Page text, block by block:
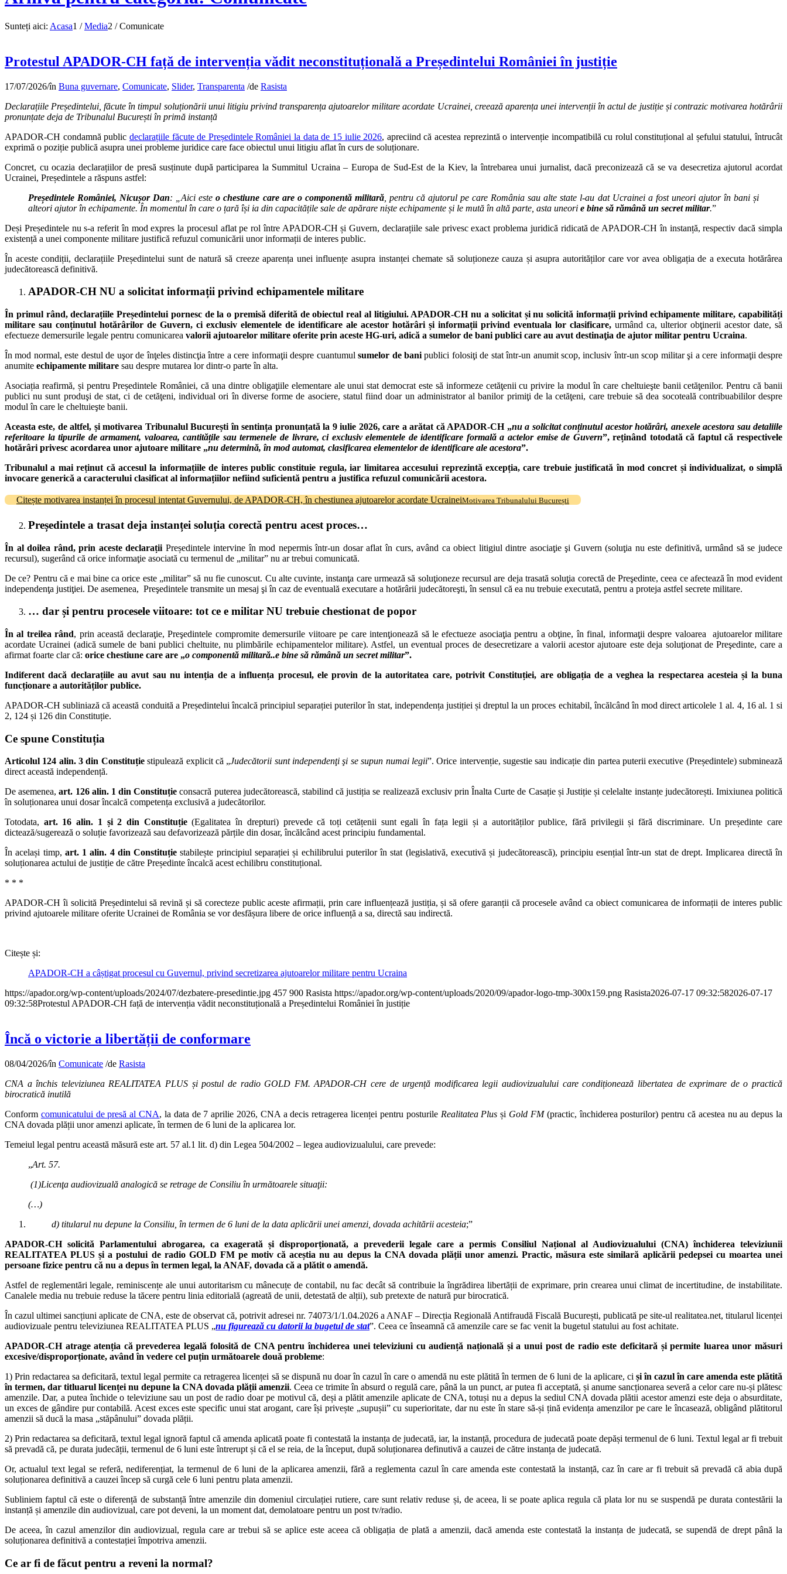
Sunteți aici: Acasa1 / Media2 / Comunicate
Protestul APADOR-CH față de intervenția vădit neconstituțională a Președintelui României în justiție
17/07/2026/în Buna guvernare, Comunicate, Slider, Transparenta /de Rasista
Declarațiile Președintelui, făcute în timpul soluționării unui litigiu privind transparența ajutoarelor militare acordate Ucrainei, creează aparența unei intervenții în actul de justiție și contrazic motivarea hotărârii
pronunțate deja de Tribunalul București în primă instanță
APADOR-CH condamnă public declarațiile făcute de Președintele României la data de 15 iulie 2026, apreciind că acestea reprezintă o intervenție incompatibilă cu rolul constituțional al șefului statului, întrucât
exprimă o poziție publică asupra unei probleme juridice care face obiectul unui litigiu aflat în curs de soluționare.
Concret, cu ocazia declarațiilor de presă susținute după participarea la Summitul Ucraina – Europa de Sud-Est de la Kiev, la întrebarea unui jurnalist, dacă preconizează că se va desecretiza ajutorul acordat
Ucrainei, Președintele a răspuns astfel:
Președintele României, Nicușor Dan: „Aici esteo chestiune care are o componentă militară, pentru că ajutorul pe care România sau alte state l-au dat Ucrainei a fost uneori ajutor în bani și
alteori ajutor în echipamente. În momentul în care o țară își ia din capacitățile sale de apărare niște echipamente și le mută în altă parte, asta uneori e bine să rămână un secret militar.”
Deși Președintele nu s-a referit în mod expres la procesul aflat pe rol între APADOR-CH și Guvern, declarațiile sale privesc exact problema juridică ridicată de APADOR-CH în instanță, respectiv dacă simpla
existență a unei componente militare justifică refuzul comunicării unor informații de interes public.
În aceste condiții, declarațiile Președintelui sunt de natură să creeze aparența unei influențe asupra instanței chemate să soluționeze cauza și asupra autorităților care vor avea obligația de a executa hotărârea
judecătorească definitivă.
APADOR-CH NU a solicitat informații privind echipamentele militare
În primul rând, declarațiile Președintelui pornesc de la o premisă diferită de obiectul real al litigiului. APADOR-CH nu a solicitat și nu solicită informații privind echipamente militare, capabilități
militare sau conținutul hotărârilor de Guvern, ci exclusiv elementele de identificare ale acestor hotărâri și informații privind eventuala lor clasificare, urmând ca, ulterior obţinerii acestor date, să
efectueze demersurile legale pentru comunicarea valorii ajutoarelor militare oferite prin aceste HG-uri, adică a sumelor de bani publici care au avut destinaţia de ajutor militar pentru Ucraina.
În mod normal, este destul de uşor de înţeles distincţia între a cere informaţii despre cuantumulsumelor de banipublici folosiţi de stat într-un anumit scop, inclusiv într-un scop militar şi a cere informaţii despre
anumite echipamente militare sau despre mutarea lor dintr-o parte în alta.
Asociația reafirmă, și pentru Președintele României, că una dintre obligaţiile elementare ale unui stat democrat este să informeze cetăţenii cu privire la modul în care cheltuieşte banii cetăţenilor. Pentru că banii
publici nu sunt produşi de stat, ci de cetăţeni, individual ori în diverse forme de asociere, statul fiind doar un administrator al banilor primiţi de la cetăţeni, care trebuie să dea socoteală contribuabililor despre
modul în care le cheltuieşte banii.
Aceasta este, de altfel, șimotivarea Tribunalul București în sentința pronunțată la 9 iulie 2026, care a arătat că APADOR-CH „nu a solicitat conținutul acestor hotărâri, anexele acestora sau detaliile
referitoare la tipurile de armament, valoarea, cantitățile sau termenele de livrare, ci exclusiv elementele de identificare formală a actelor emise de Guvern”, reținând totodată că faptul că respectivele
hotărâri privesc acordarea unor ajutoare militare „nu determină, în mod automat, clasificarea elementelor de identificare ale acestora”.
Tribunalul a mai reținut că accesul la informațiile de interes public constituie regula, iar limitarea accesului reprezintă excepția, care trebuie justificată în mod concret și individualizat, o simplă
invocare generică a caracterului clasificat al informațiilor nefiind suficientă pentru a justifica refuzul comunicării acestora.
Citește motivarea instanței în procesul intentat Guvernului, de APADOR-CH, în chestiunea ajutoarelor acordate UcraineiMotivarea Tribunalului București
Președintele a trasat deja instanței soluția corectă pentru acest proces…
În al doilea rând, prin aceste declarații Președintele intervine în mod nepermis într-un dosar aflat în curs, având ca obiect litigiul dintre asociaţie şi Guvern (soluţia nu este definitivă, urmând să se judece
recursul), sugerând că orice informaţie asociată cu termenul de „militar” nu ar trebui comunicată.
De ce? Pentru că e mai bine ca orice este „militar” să nu fie cunoscut. Cu alte cuvinte, instanţa care urmează să soluţioneze recursul are deja trasată soluţia corectă de Preşedinte, ceea ce afectează în mod evident
independenţa justiţiei. De asemenea, Preşedintele transmite un mesaj şi în caz de eventuală executare a hotărârii judecătoreşti, în sensul că ea nu trebuie executată, pentru a proteja astfel secrete militare.
… dar și pentru procesele viitoare: tot ce e militar NU trebuie chestionat de popor
În al treilea rând, prin această declaraţie, Preşedintele compromite demersurile viitoare pe care intenţionează să le efectueze asociaţia pentru a obţine, în final, informaţii despre valoarea ajutoarelor militare
acordate Ucrainei (adică sumele de bani publici cheltuite, nu plimbările echipamentelor militare). Astfel, un eventual proces de desecretizare a valorii acestor ajutoare este deja soluţionat de Preşedinte, care a
afirmat foarte clar că: orice chestiune care are „o componentă militară..e bine să rămână un secret militar”.
Indiferent dacă declarațiile au avut sau nu intenția de a influența procesul, ele provin de la autoritatea care, potrivit Constituției, are obligația de a veghea la respectarea acesteia și la buna
funcționare a autorităților publice.
APADOR-CH subliniază că această conduită a Președintelui încalcă principiul separației puterilor în stat, independența justiției și dreptul la un proces echitabil, încălcând în mod direct articolele 1 al. 4, 16 al. 1 si
2, 124 și 126 din Constituție.
Ce spune Constituția
Articolul 124 alin. 3 din Constituțiestipulează explicit că „Judecătorii sunt independenţi şi se supun numai legii”. Orice intervenție, sugestie sau indicație din partea puterii executive (Președintele) subminează
direct această independență.
De asemenea,art. 126 alin. 1 din Constituție consacră puterea judecătorească, stabilind că justiția se realizează exclusiv prin Înalta Curte de Casație și Justiție și celelalte instanțe judecătorești. Imixiunea politică
în soluționarea unui dosar încalcă competența exclusivă a judecătorilor.
Totodata, art. 16 alin. 1 și 2 din Constituție(Egalitatea în drepturi) prevede că toți cetățenii sunt egali în fața legii și a autorităților publice, fără privilegii și fără discriminare. Un președinte care
dictează/sugerează o soluție favorizează sau defavorizează părțile din dosar, încălcând acest principiu fundamental.
În același timp, art. 1 alin. 4 din Constituție stabilește principiul separației și echilibrului puterilor în stat (legislativă, executivă și judecătorească), principiu esențial într-un stat de drept. Implicarea directă în
soluționarea actului de justiție de către Președinte încalcă acest echilibru constituțional.
* * *
APADOR-CH îi solicită Președintelui să revină și să corecteze public aceste afirmații, prin care influențează justiția, și să ofere garanții că procesele având ca obiect comunicarea de informații de interes public
privind ajutoarele militare oferite Ucrainei de România se vor desfășura libere de orice influență a sa, directă sau indirectă.
Citește și:
APADOR-CH a câștigat procesul cu Guvernul, privind secretizarea ajutoarelor militare pentru Ucraina
https://apador.org/wp-content/uploads/2024/07/dezbatere-presedintie.jpg 457 900 Rasista https://apador.org/wp-content/uploads/2020/09/apador-logo-tmp-300x159.png Rasista2026-07-17 09:32:582026-07-17
09:32:58Protestul APADOR-CH față de intervenția vădit neconstituțională a Președintelui României în justiție
Încă o victorie a libertății de conformare
08/04/2026/în Comunicate /de Rasista
CNA a închis televiziunea REALITATEA PLUS și postul de radio GOLD FM. APADOR-CH cere de urgență modificarea legii audiovizualului care condiționează libertatea de exprimare de o practică
birocratică inutilă
Conform comunicatului de presă al CNA, la data de 7 aprilie 2026, CNA a decis retragerea licenței pentru posturile Realitatea Plus și Gold FM(practic, închiderea posturilor) pentru că acestea nu au depus la
CNA dovada plății unor amenzi aplicate, în termen de 6 luni de la aplicarea lor.
Temeiul legal pentru această măsură este art. 57 al.1 lit. d) din Legea 504/2002 – legea audiovizualului, care prevede:
„Art. 57.
(1)Licenţa audiovizuală analogică se retrage de Consiliu în următoarele situaţii:
(…)
d) titularul nu depune la Consiliu, în termen de 6 luni de la data aplicării unei amenzi, dovada achitării acesteia;”
APADOR-CH solicită Parlamentului abrogarea, ca exagerată și disproporționată, a prevederii legale care a permis Consiliul Național al Audiovizualului (CNA) închiderea televiziunii
REALITATEA PLUS și a postului de radio GOLD FM pe motiv că aceștia nu au depus la CNA dovada plății unor amenzi. Practic, măsura este similară aplicării pedepsei cu moartea unei
persoane fizice pentru că nu a depus în termen legal, la ANAF, dovada că a plătit o amendă.
Astfel de reglementări legale, reminiscențe ale unui autoritarism cu mânecuțe de contabil, nu fac decât să contribuie la îngrădirea libertății de exprimare, prin crearea unui climat de incertitudine, de instabilitate.
Canalele media nu trebuie reduse la tăcere pentru linia editorială (agreată de unii, detestată de alții), sub pretexte de natură pur birocratică.
În cazul ultimei sancțiuni aplicate de CNA, este de observat că, potrivit adresei nr. 74073/1/1.04.2026 a ANAF – Direcția Regională Antifraudă Fiscală București, publicată pe site-ul realitatea.net, titularul licenței
audiovizuale pentru televiziunea REALITATEA PLUS „nu figurează cu datorii la bugetul de stat”. Ceea ce înseamnă că amenzile care se fac venit la bugetul statului au fost achitate.
APADOR-CH atrage atenția că prevederea legală folosită de CNA pentru închiderea unei televiziuni cu audiență națională și a unui post de radio este deficitară și permite luarea unor măsuri
excesive/disproporționate, având în vedere cel puțin următoarele două probleme:
1) Prin redactarea sa deficitară, textul legal permite ca retragerea licenței să se dispună nu doar în cazul în care o amendă nu este plătită în termen de 6 luni de la aplicare, ci și în cazul în care amenda este plătită
în termen, dar titluarul licenței nu depune la CNA dovada plății amenzii. Ceea ce trimite în absurd o regulă care, până la un punct, ar putea fi acceptată, și anume sancționarea severă a celor care nu-și plătesc
amenzile. Dar, a putea închide o televiziune sau un post de radio doar pe motivul că, deși a plătit amenzile aplicate de CNA, totuși nu a depus la sediul CNA dovada plătii acestor amenzi este deja o absurditate,
un exces de gândire pur contabilă. Acest exces este specific unui stat arogant, care își privește „supușii” cu superioritate, dar nu este în stare să-și țină evidența amenzilor pe care le încasează, obligând plătitorul
amenzii să ducă la masa „stăpânului” dovada plății.
2) Prin redactarea sa deficitară, textul legal ignoră faptul că amenda aplicată poate fi contestată la instanța de judecată, iar, la instanță, procedura de judecată poate depăși termenul de 6 luni. Textul legal ar fi trebuit
să prevadă că, pe durata judecății, termenul de 6 luni este întrerupt și că el se reia, de la început, după soluționarea definutivă a cauzei de către instanța de judecată.
Or, actualul text legal se referă, nediferențiat, la termenul de 6 luni de la aplicarea amenzii, fără a reglementa cazul în care amenda este contestată la instanță, caz în care ar fi trebuit să prevadă că abia după
soluționarea definitivă a cauzei încep să curgă cele 6 luni pentru plata amenzii.
Subliniem faptul că este o diferență de substanță între amenzile din domeniul circulației rutiere, care sunt relativ reduse și, de aceea, li se poate aplica regula că plata lor nu se suspendă pe durata contestării la
instanță și amenzile din audiovizual, care pot deveni, la un moment dat, demolatoare pentru un post tv/radio.
De aceea, în cazul amenzilor din audiovizual, regula care ar trebui să se aplice este aceea că obligația de plată a amenzii, dacă amenda este contestată la instanța de judecată, se supendă de drept până la
soluționarea definitivă a contestației împotriva amenzii.
Ce ar fi de făcut pentru a reveni la normal?